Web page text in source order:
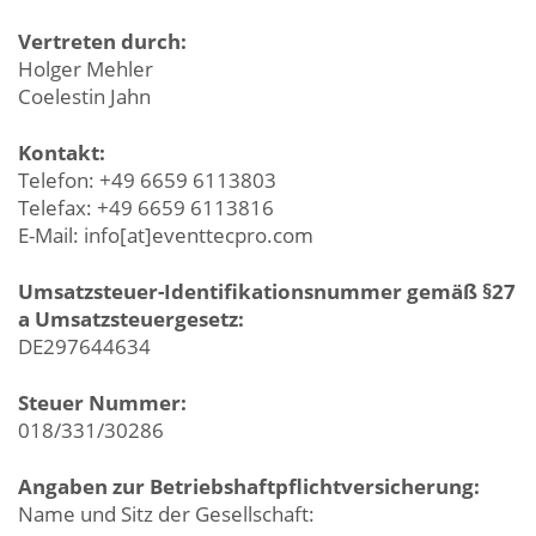
Vertreten durch:
Holger Mehler
Coelestin Jahn
Kontakt:
Telefon: +49 6659 6113803
Telefax: +49 6659 6113816
E-Mail: info[at]eventtecpro.com
Umsatzsteuer-Identifikationsnummer gemäß §27
a Umsatzsteuergesetz:
DE297644634
Steuer Nummer:
018/331/30286
Angaben zur Betriebshaftpflichtversicherung:
Name und Sitz der Gesellschaft: